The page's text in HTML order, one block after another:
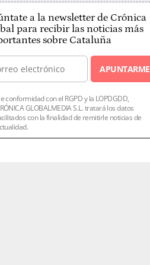
a la newsletter de Crónica
para recibir las noticias más
sobre Cataluña
APUNTARME
conformidad con el RGPD y la LOPDGDD,
GLOBALMEDIA S.L. tratará los datos
con la finalidad de remitirle noticias de